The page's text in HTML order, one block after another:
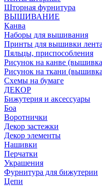
Шторная фурнитура
ВЫШИВАНИЕ
Канва
Наборы для вышивания
Принты для вышивки
Пяльцы, приспособления
Рисунок на канве
Рисунок на ткани
Схемы на бумаге
ДЕКОР
Бижутерия и аксессуары
Боа
Воротнички
Декор застежки
Декор элементы
Нашивки
Перчатки
Украшения
Фурнитура для бижутерии
Цепи